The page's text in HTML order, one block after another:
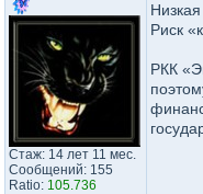
Стаж: 14 лет 11 мес.
Сообщений: 155
Ratio: 105.736
Риск
РКК